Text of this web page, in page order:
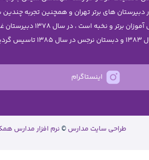
دبیرستان های برتر تهران و همچنین تجربه
دختران نوجوان آن
اینستاگرام
طراحی سایت مدارس©نرم افزار مدارس